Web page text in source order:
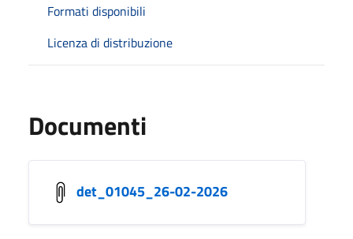
Formati disponibili
Licenza di distribuzione
Documenti
det_01045_26-02-2026